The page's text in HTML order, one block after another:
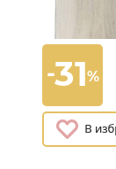
-31%